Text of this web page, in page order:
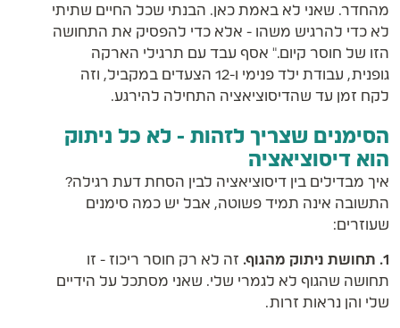
מהחדר. שאני לא באמת כאן. הבנתי שכל החיים שתיתי
לא כדי להרגיש משהו - אלא כדי להפסיק את התחושה
הזו של חוסר קיום." אסף עבד עם תרגילי הארקה
גופנית, עבודת ילד פנימי ו-12 הצעדים במקביל, וזה
לקח זמן עד שהדיסוציאציה התחילה להירגע.
הסימנים שצריך לזהות - לא כל ניתוק
הוא דיסוציאציה
איך מבדילים בין דיסוציאציה לבין הסחת דעת רגילה?
התשובה אינה תמיד פשוטה, אבל יש כמה סימנים
שעוזרים:
1. תחושת ניתוק מהגוף.
זה לא רק חוסר ריכוז - זו
תחושה שהגוף לא לגמרי שלי. שאני מסתכל על הידיים
שלי והן נראות זרות.